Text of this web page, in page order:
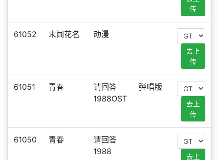
传
61052 末闻花名 动漫
去上
传
61051 青春
请回答
1988OST
弹唱版
去上
传
61050 青春
请回答
1988
去上